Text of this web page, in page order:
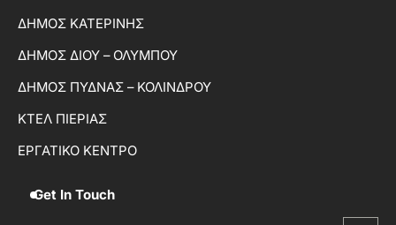
ΔΗΜΟΣ ΚΑΤΕΡΙΝΗΣ
ΔΗΜΟΣ ΔΙΟΥ – ΟΛΥΜΠΟΥ
ΔΗΜΟΣ ΠΥΔΝΑΣ – ΚΟΛΙΝΔΡΟΥ
ΚΤΕΛ ΠΙΕΡΙΑΣ
ΕΡΓΑΤΙΚΟ ΚΕΝΤΡΟ
Get In Touch